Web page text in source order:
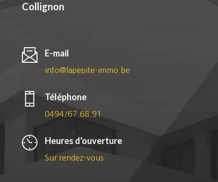
Collignon
E-mail
info@lapepite-immo.be
Téléphone
0494/67.68.91
Heures d'ouverture
Sur rendez-vous